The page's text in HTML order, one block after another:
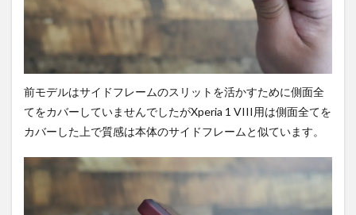
前モデルはサイドフレームのスリットを活かすために側面全
てをカバーしていませんでしたがXperia 1 VIII用は側面全てを
カバーした上で質感は本体のサイドフレームと似ています。